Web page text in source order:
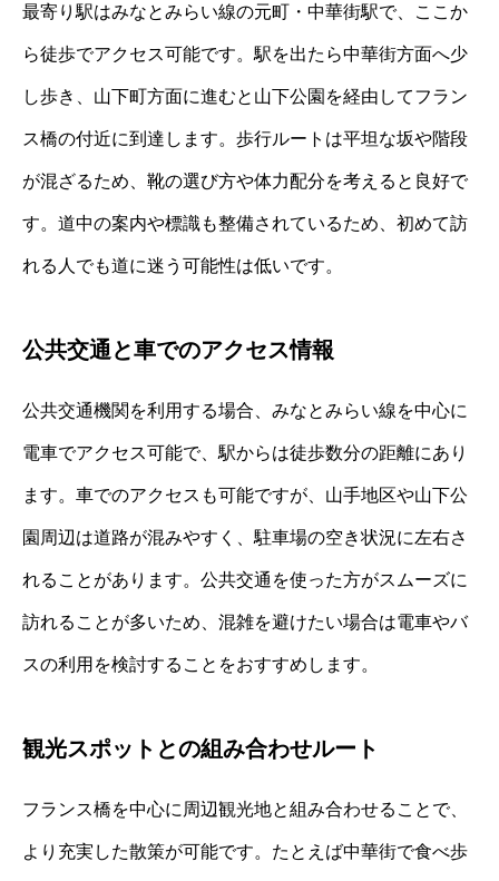
最寄り駅はみなとみらい線の元町・中華街駅で、ここか
ら徒歩でアクセス可能です。駅を出たら中華街方面へ少
し歩き、山下町方面に進むと山下公園を経由してフラン
ス橋の付近に到達します。歩行ルートは平坦な坂や階段
が混ざるため、靴の選び方や体力配分を考えると良好で
す。道中の案内や標識も整備されているため、初めて訪
れる人でも道に迷う可能性は低いです。
公共交通と車でのアクセス情報
公共交通機関を利用する場合、みなとみらい線を中心に
電車でアクセス可能で、駅からは徒歩数分の距離にあり
ます。車でのアクセスも可能ですが、山手地区や山下公
園周辺は道路が混みやすく、駐車場の空き状況に左右さ
れることがあります。公共交通を使った方がスムーズに
訪れることが多いため、混雑を避けたい場合は電車やバ
スの利用を検討することをおすすめします。
観光スポットとの組み合わせルート
フランス橋を中心に周辺観光地と組み合わせることで、
より充実した散策が可能です。たとえば中華街で食べ歩